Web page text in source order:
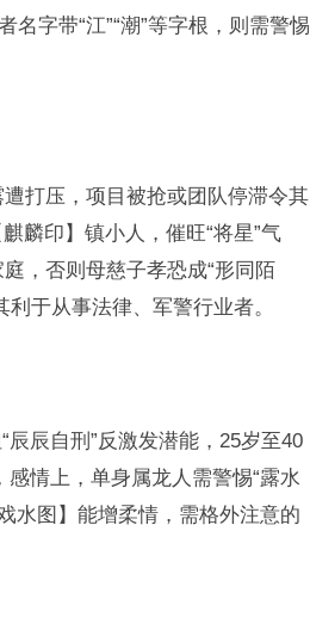
名字带“江”“潮”等字根，则需警惕
打压，项目被抢或团队停滞令其
麟印】镇小人，催旺“将星”气
，否则母慈子孝恐成“形同陌
于从事法律、军警行业者。
辰自刑”反激发潜能，25岁至40
情上，单身属龙人需警惕“露水
水图】能增柔情，需格外注意的